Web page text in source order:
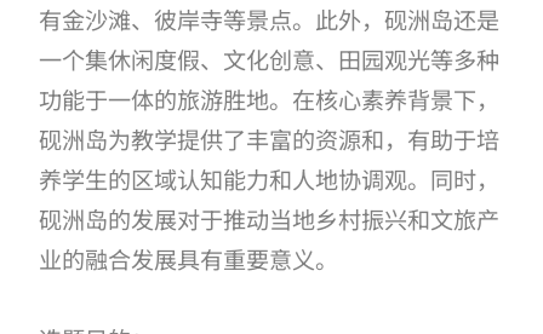
有金沙滩、彼岸寺等景点。此外，砚洲岛还是
一个集休闲度假、文化创意、田园观光等多种
功能于一体的旅游胜地。在核心素养背景下，
砚洲岛为教学提供了丰富的资源和，有助于培
养学生的区域认知能力和人地协调观。同时，
砚洲岛的发展对于推动当地乡村振兴和文旅产
业的融合发展具有重要意义。